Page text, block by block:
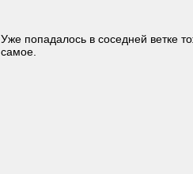
Уже попадалось в соседней ветке
самое.